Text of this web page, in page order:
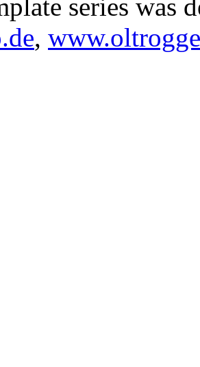
series was
,